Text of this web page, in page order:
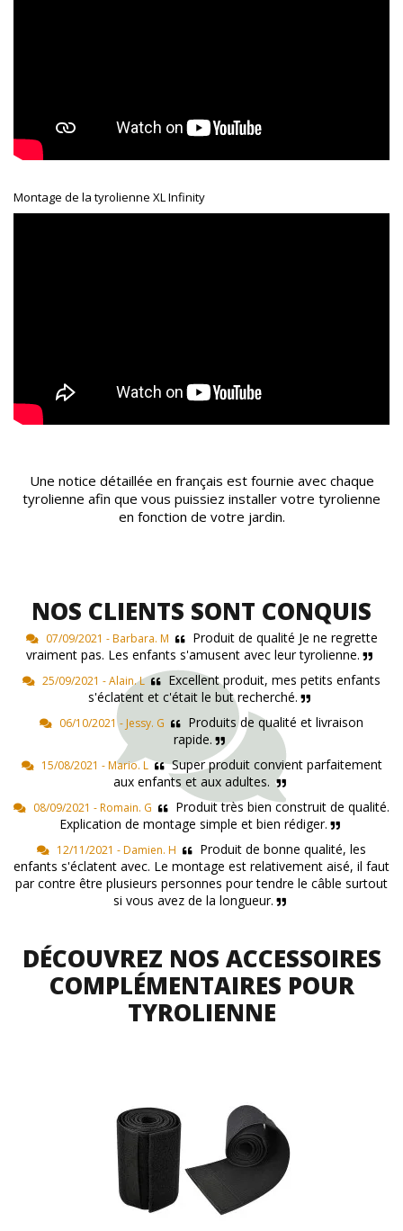
Montage de la tyrolienne XL Infinity
Une notice détaillée en français est fournie avec chaque
tyrolienne afin que vous puissiez installer votre tyrolienne
en fonction de votre jardin.
NOS CLIENTS SONT CONQUIS
07/09/2021 - Barbara. M
Produit de qualité Je ne regrette
vraiment pas. Les enfants s'amusent avec leur tyrolienne.
25/09/2021 - Alain. L
Excellent produit, mes petits enfants
s'éclatent et c'était le but recherché.
06/10/2021 - Jessy. G
Produits de qualité et livraison
rapide.
15/08/2021 - Mario. L
Super produit convient parfaitement
aux enfants et aux adultes.
08/09/2021 - Romain. G
Produit très bien construit de qualité.
Explication de montage simple et bien rédiger.
12/11/2021 - Damien. H
Produit de bonne qualité, les
enfants s'éclatent avec. Le montage est relativement aisé, il faut
par contre être plusieurs personnes pour tendre le câble surtout
si vous avez de la longueur.
DÉCOUVREZ NOS ACCESSOIRES
COMPLÉMENTAIRES POUR
TYROLIENNE